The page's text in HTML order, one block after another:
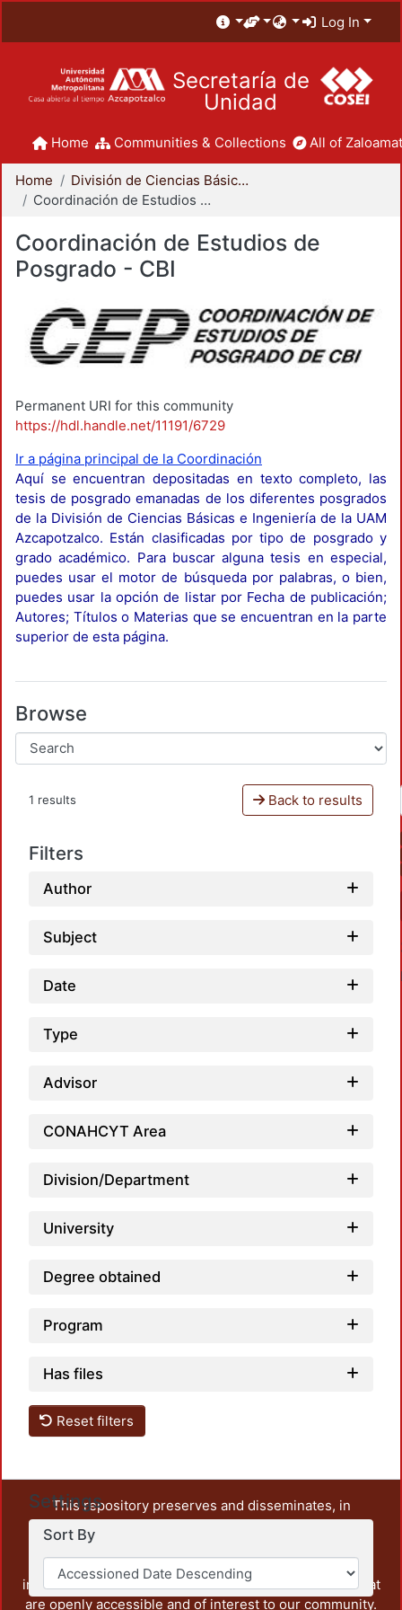
Log In
Secretaría de
Unidad
Home Communities & Collections All of
Home
División de Ciencias Básicas e Ingeniería
Coordinación de Estudios de Posgrado - CBI
Coordinación de Estudios de
Posgrado - CBI
Permanent URI for this community
https://hdl.handle.net/11191/6729
Ir a página principal de la Coordinación
Aquí se encuentran depositadas en texto completo, las
tesis de posgrado emanadas de los diferentes posgrados
de la División de Ciencias Básicas e Ingeniería de la UAM
Azcapotzalco. Están clasificadas por tipo de posgrado y
grado académico. Para buscar alguna tesis en especial,
puedes usar el motor de búsqueda por palabras, o bien,
puedes usar la opción de listar por Fecha de publicación;
Autores; Títulos o Materias que se encuentran en la parte
superior de esta página.
Browse
1 results Back to results
Filters
Author
Subject
Date
Type
Advisor
CONAHCYT Area
Division/Department
University
Degree obtained
Program
Has files
Reset filters
Settings
Sort By
This repository preserves and disseminates, in
unrestricted open access, the teaching and research
output of UAM Azcapotzalco. It also includes some
administrative and graphic documents from the
institution, as well as content from other institutions that
are openly accessible and of interest to our community.